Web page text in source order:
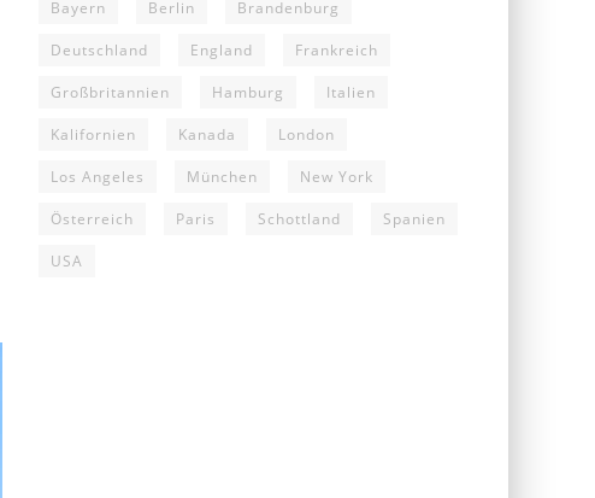
Bayern Berlin Brandenburg
Deutschland England Frankreich
Großbritannien Hamburg Italien
Kalifornien Kanada London
Los Angeles München New York
Österreich Paris Schottland Spanien
USA